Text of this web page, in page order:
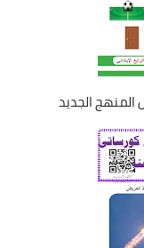
المنهج الجديد